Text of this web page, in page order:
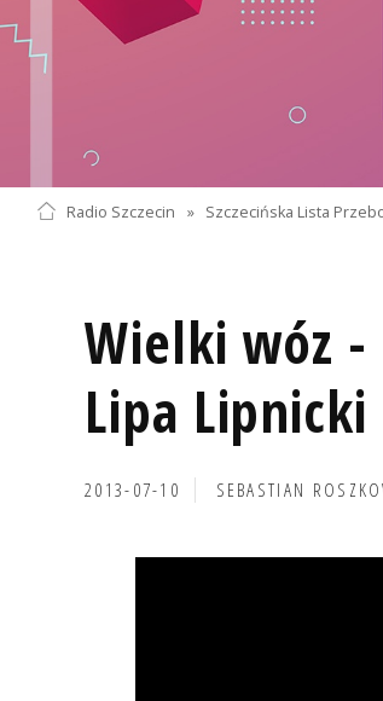
Radio Szczecin » Szczecińska Lista
Wielki wóz
Lipa Lipnicki
2013-07-10 SEBASTIAN